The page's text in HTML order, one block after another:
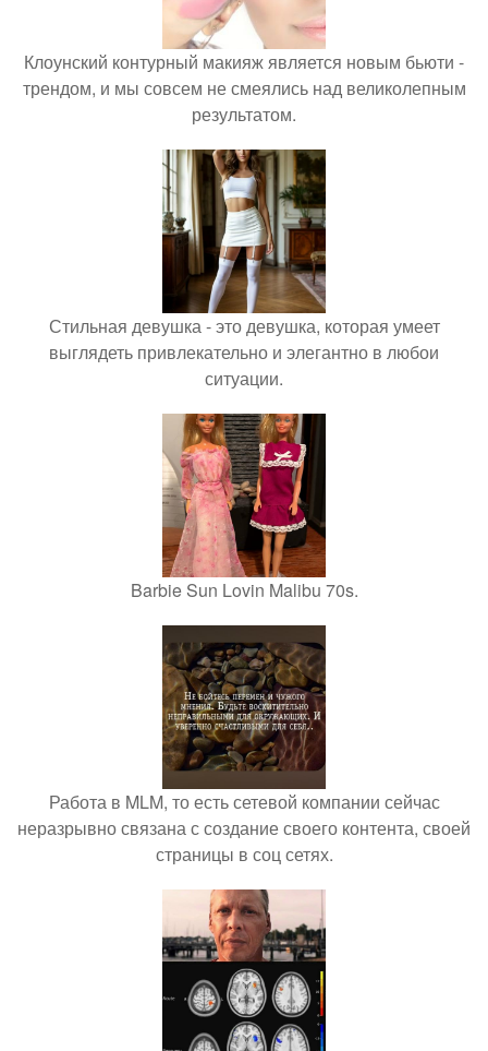
Клоунский контурный макияж является новым бьюти -
трендом, и мы совсем не смеялись над великолепным
результатом.
Стильная девушка - это девушка, которая умеет
выглядеть привлекательно и элегантно в любои
ситуации.
Barbie Sun Lovin Malibu 70s.
Работа в MLM, то есть сетевой компании сейчас
неразрывно связана с создание своего контента, своей
страницы в соц сетях.